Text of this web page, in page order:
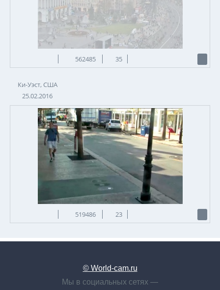
562485 35
Ки-Уэст, США
25.02.2016
519486 23
© World-cam.ru
Мы в социальных сетях —